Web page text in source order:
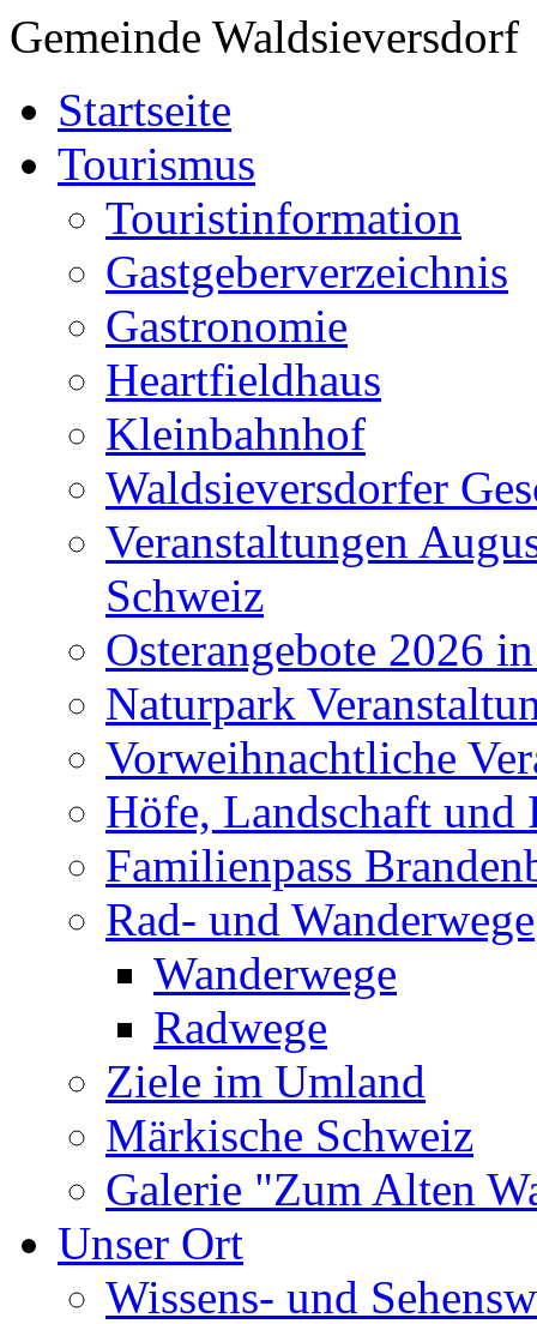
Gemeinde Waldsieversdorf
Startseite
Tourismus
Touristinformation
Gastgeberverzeichnis
Gastronomie
Heartfieldhaus
Kleinbahnhof
Waldsieversdorfer
Veranstaltungen
Schweiz
Osterangebote 2026
Naturpark
Vorweihnachtliche
Höfe, Landschaft und
Familienpass
Rad- und Wanderwege
Wanderwege
Radwege
Ziele im Umland
Märkische Schweiz
Galerie "Zum Alten
Unser Ort
Wissens- und